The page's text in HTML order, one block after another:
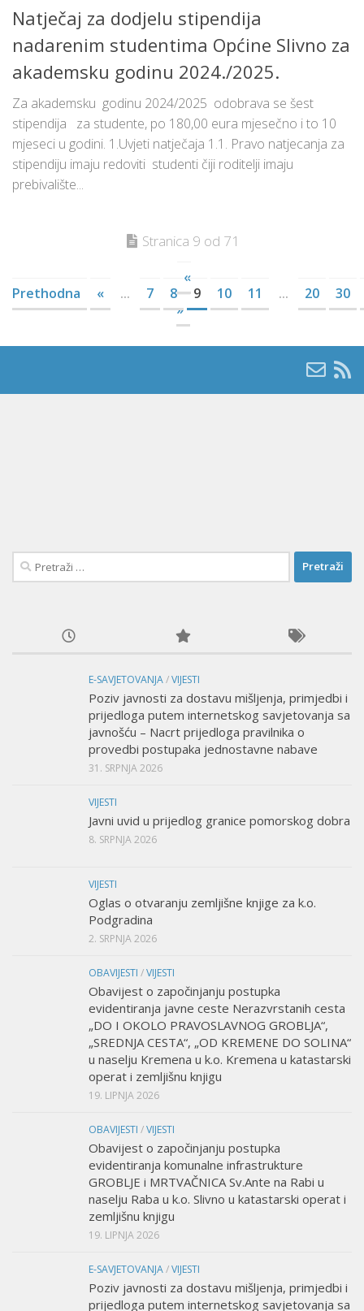
Natječaj za dodjelu stipendija
nadarenim studentima Općine Slivno za
akademsku godinu 2024./2025.
Za akademsku godinu 2024/2025 odobrava se šest
stipendija za studente, po 180,00 eura mjesečno i to 10
mjeseci u godini. 1.Uvjeti natječaja 1.1. Pravo natjecanja za
stipendiju imaju redoviti studenti čiji roditelji imaju
prebivalište...
Stranica 9 od 71
«
Prethodna
« ... 7 8 9 10 11 ... 20
30
»
Pretraži:
E-SAVJETOVANJA/VIJESTI
Poziv javnosti za dostavu mišljenja, primjedbi i
prijedloga putem internetskog savjetovanja sa
javnošću – Nacrt prijedloga pravilnika o
provedbi postupaka jednostavne nabave
31. SRPNJA 2026
VIJESTI
Javni uvid u prijedlog granice pomorskog dobra
8. SRPNJA 2026
VIJESTI
Oglas o otvaranju zemljišne knjige za k.o.
Podgradina
2. SRPNJA 2026
OBAVIJESTI /VIJESTI
Obavijest o započinjanju postupka
evidentiranja javne ceste Nerazvrstanih cesta
„DO I OKOLO PRAVOSLAVNOG GROBLJA“,
„SREDNJA CESTA“, „OD KREMENE DO SOLINA“
u naselju Kremena u k.o. Kremena u katastarski
operat i zemljišnu knjigu
19. LIPNJA 2026
OBAVIJESTI /VIJESTI
Obavijest o započinjanju postupka
evidentiranja komunalne infrastrukture
GROBLJE i MRTVAČNICA Sv.Ante na Rabi u
naselju Raba u k.o. Slivno u katastarski operat i
zemljišnu knjigu
19. LIPNJA 2026
E-SAVJETOVANJA/VIJESTI
Poziv javnosti za dostavu mišljenja, primjedbi i
prijedloga putem internetskog savjetovanja sa